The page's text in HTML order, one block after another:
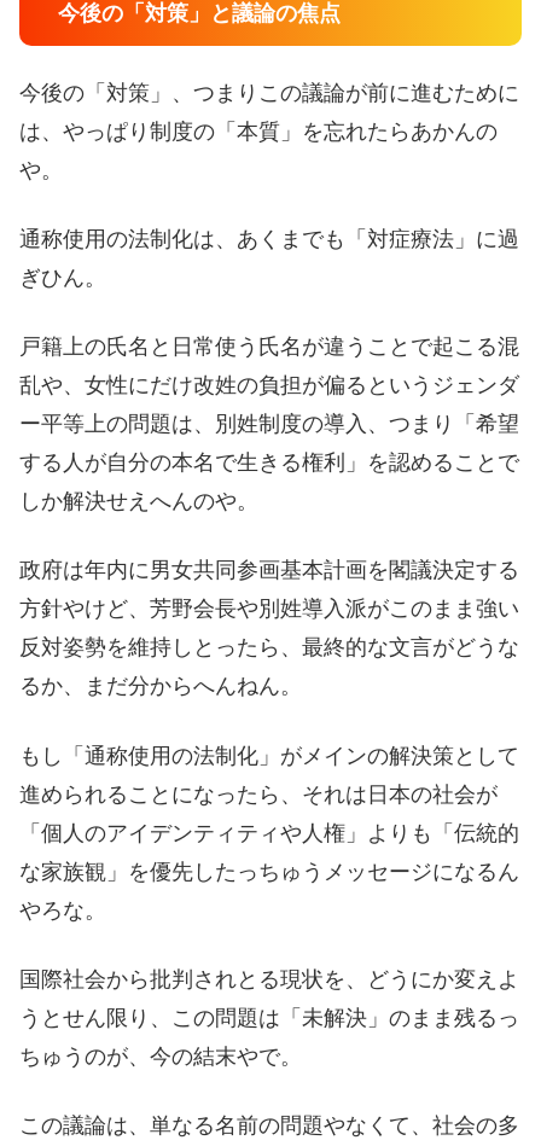
今後の「対策」と議論の焦点
今後の「対策」、つまりこの議論が前に進むために
は、やっぱり制度の「本質」を忘れたらあかんの
や。
通称使用の法制化は、あくまでも「対症療法」に過
ぎひん。
戸籍上の氏名と日常使う氏名が違うことで起こる混
乱や、女性にだけ改姓の負担が偏るというジェンダ
ー平等上の問題は、別姓制度の導入、つまり「希望
する人が自分の本名で生きる権利」を認めることで
しか解決せえへんのや。
政府は年内に男女共同参画基本計画を閣議決定する
方針やけど、芳野会長や別姓導入派がこのまま強い
反対姿勢を維持しとったら、最終的な文言がどうな
るか、まだ分からへんねん。
もし「通称使用の法制化」がメインの解決策として
進められることになったら、それは日本の社会が
「個人のアイデンティティや人権」よりも「伝統的
な家族観」を優先したっちゅうメッセージになるん
やろな。
国際社会から批判されとる現状を、どうにか変えよ
うとせん限り、この問題は「未解決」のまま残るっ
ちゅうのが、今の結末やで。
この議論は、単なる名前の問題やなくて、社会の多